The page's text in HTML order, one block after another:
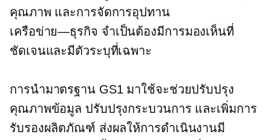
คุณภาพ และการจัดการอุปทาน
เครือข่าย—ธุรกิจ จำเป็นต้องมีการมองเห็นที่
ชัดเจนและมีตัวระบุที่เฉพาะ
การนำมาตรฐาน GS1 มาใช้จะช่วยปรับปรุง
คุณภาพข้อมูล ปรับปรุงกระบวนการ และเพิ่มการ
รับรองผลิตภัณฑ์ ส่งผลให้การดำเนินงานมี